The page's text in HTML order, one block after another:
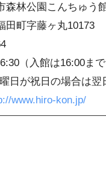
森林公園こんちゅう
田町字藤ヶ丸10173
（入館は16:00まで
日が祝日の場合は翌
www.hiro-kon.jp/